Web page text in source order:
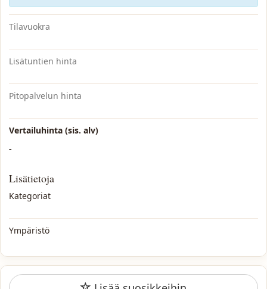
Tilavuokra
Lisätuntien hinta
Pitopalvelun hinta
Vertailuhinta (sis. alv)
-
Lisätietoja
Kategoriat
Ympäristö